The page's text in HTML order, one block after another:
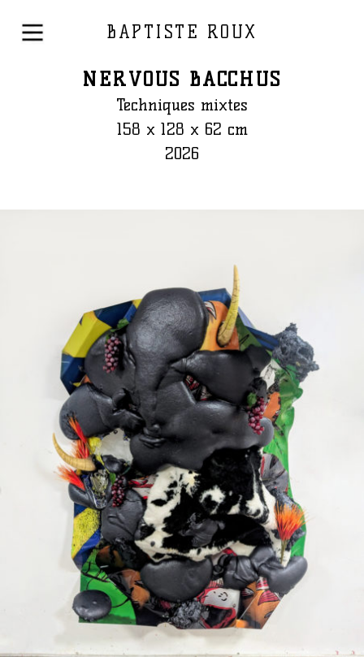
BAPTISTE ROUX
NERVOUS BACCHUS
Techniques mixtes
158 x 128 x 62 cm
2026